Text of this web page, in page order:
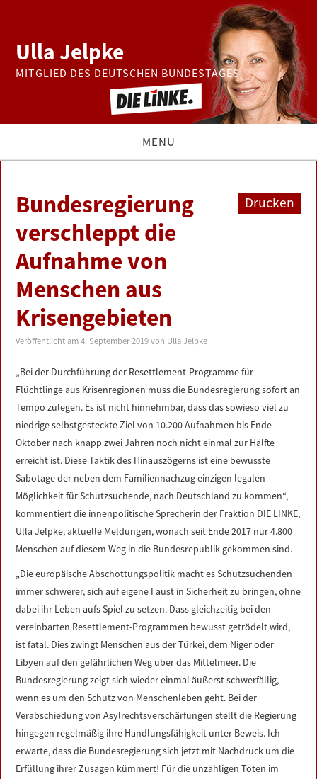
Ulla Jelpke
MITGLIED DES DEUTSCHEN BUNDESTAGES
MENU
BUNDESTAG
PRESSE
ZUR PERSON
LINKS
DATENSCHUTZERKLÄRUNG
IMPRESSUM
Drucken
Bundesregierung
verschleppt die
Aufnahme von
Menschen aus
Krisengebieten
Veröffentlicht am4. September 2019 von Ulla Jelpke
„Bei der Durchführung der Resettlement-Programme für
Flüchtlinge aus Krisenregionen muss die Bundesregierung sofort an
Tempo zulegen. Es ist nicht hinnehmbar, dass das sowieso viel zu
niedrige selbstgesteckte Ziel von 10.200 Aufnahmen bis Ende
Oktober nach knapp zwei Jahren noch nicht einmal zur Hälfte
erreicht ist. Diese Taktik des Hinauszögerns ist eine bewusste
Sabotage der neben dem Familiennachzug einzigen legalen
Möglichkeit für Schutzsuchende, nach Deutschland zu kommen“,
kommentiert die innenpolitische Sprecherin der Fraktion DIE LINKE,
Ulla Jelpke, aktuelle Meldungen, wonach seit Ende 2017 nur 4.800
Menschen auf diesem Weg in die Bundesrepublik gekommen sind.
„Die europäische Abschottungspolitik macht es Schutzsuchenden
immer schwerer, sich auf eigene Faust in Sicherheit zu bringen, ohne
dabei ihr Leben aufs Spiel zu setzen. Dass gleichzeitig bei den
vereinbarten Resettlement-Programmen bewusst getrödelt wird,
ist fatal. Dies zwingt Menschen aus der Türkei, dem Niger oder
Libyen auf den gefährlichen Weg über das Mittelmeer. Die
Bundesregierung zeigt sich wieder einmal äußerst schwerfällig,
wenn es um den Schutz von Menschenleben geht. Bei der
Verabschiedung von Asylrechtsverschärfungen stellt die Regierung
hingegen regelmäßig ihre Handlungsfähigkeit unter Beweis. Ich
erwarte, dass die Bundesregierung sich jetzt mit Nachdruck um die
Erfüllung ihrer Zusagen kümmert! Für die unzähligen Toten im